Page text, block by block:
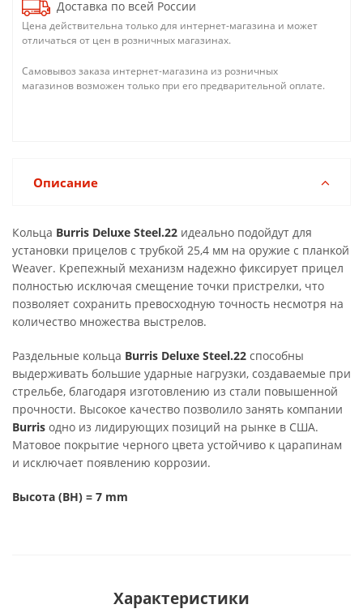
Доставка по всей России
Цена действительна только для интернет-магазина и может
отличаться от цен в розничных магазинах.
Самовывоз заказа интернет-магазина из розничных
магазинов возможен только при его предварительной оплате.
Описание
Кольца Burris Deluxe Steel.22 идеально подойдут для
установки прицелов с трубкой 25,4 мм на оружие с планкой
Weaver. Крепежный механизм надежно фиксирует прицел
полностью исключая смещение точки пристрелки, что
позволяет сохранить превосходную точность несмотря на
количество множества выстрелов.
Раздельные кольца Burris Deluxe Steel.22 способны
выдерживать большие ударные нагрузки, создаваемые при
стрельбе, благодаря изготовлению из стали повышенной
прочности. Высокое качество позволило занять компании
Burris одно из лидирующих позиций на рынке в США.
Матовое покрытие черного цвета устойчиво к царапинам
и исключает появлению коррозии.
Высота (BH) = 7 mm
Характеристики